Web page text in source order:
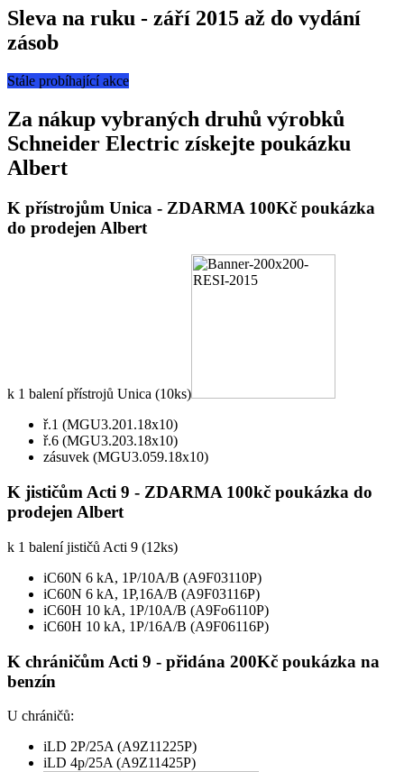
Sleva na ruku - září 2015 až do vydání
zásob
Stále probíhající akce
Za nákup vybraných druhů výrobků
Schneider Electric získejte poukázku
Albert
K přístrojům Unica - ZDARMA 100Kč poukázka
do prodejen Albert
k 1 balení přístrojů Unica (10ks)
ř.1 (MGU3.201.18x10)
ř.6 (MGU3.203.18x10)
zásuvek (MGU3.059.18x10)
K jističům Acti 9 - ZDARMA 100kč poukázka do
prodejen Albert
k 1 balení jističů Acti 9 (12ks)
iC60N 6 kA, 1P/10A/B (A9F03110P)
iC60N 6 kA, 1P,16A/B (A9F03116P)
iC60H 10 kA, 1P/10A/B (A9Fo6110P)
iC60H 10 kA, 1P/16A/B (A9F06116P)
K chráničům Acti 9 - přidána 200Kč poukázka na
benzín
U chráničů:
iLD 2P/25A (A9Z11225P)
iLD 4p/25A (A9Z11425P)